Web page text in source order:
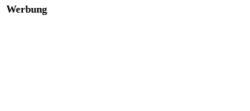
Werbung